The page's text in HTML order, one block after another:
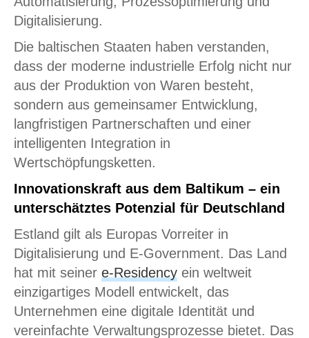
Digitalisierung.
Die baltischen Staaten haben verstanden,
dass der moderne industrielle Erfolg nicht nur
aus der Produktion von Waren besteht,
sondern aus gemeinsamer Entwicklung,
langfristigen Partnerschaften und einer
intelligenten Integration in
Wertschöpfungsketten.
Innovationskraft aus dem Baltikum – ein
unterschätztes Potenzial für Deutschland
Estland gilt als Europas Vorreiter in
Digitalisierung und E-Government. Das Land
hat mit seiner e-Residency ein weltweit
einzigartiges Modell entwickelt, das
Unternehmen eine digitale Identität und
vereinfachte Verwaltungsprozesse bietet. Das